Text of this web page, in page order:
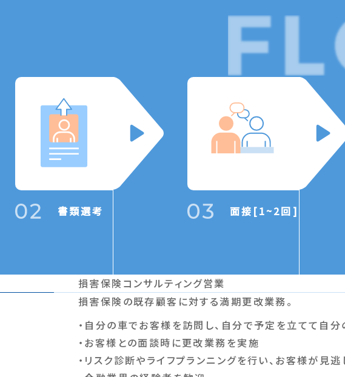
書類選考 面接[1~2回]
損害保険コンサルティング営業
損害保険の既存顧客に対する満期更改業務。
・自分の車でお客様を訪問し、自分で予定を立てて自
・お客様との面談時に更改業務を実施
・リスク診断やライフプランニングを行い、お客様が見